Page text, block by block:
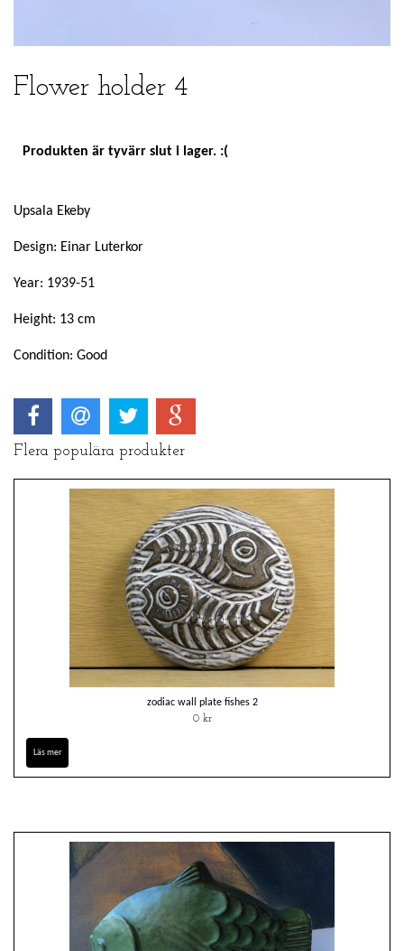
Flower holder 4
Produkten är tyvärr slut i lager. :(
Upsala Ekeby
Design: Einar Luterkor
Year: 1939-51
Height: 13 cm
Condition: Good
Flera populära produkter
zodiac wall plate fishes 2
0 kr
Läs mer